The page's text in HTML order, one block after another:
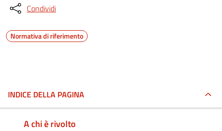
Condividi
Normativa di riferimento
INDICE DELLA PAGINA
A chi è rivolto